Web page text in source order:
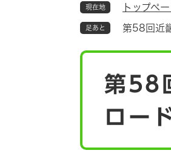
現在地 トップペ
足あと 第58回近
第58
ロー